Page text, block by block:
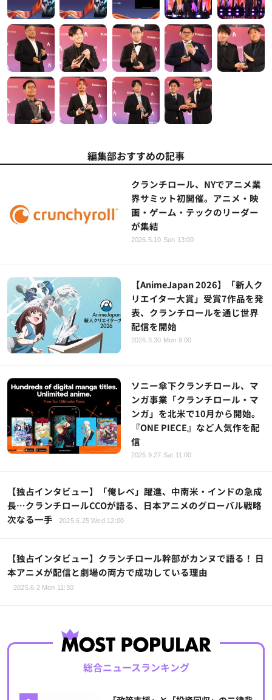
編集部おすすめの記事
クランチロール、NYでアニメ業
界サミット初開催。アニメ・映
画・ゲーム・テックのリーダー
が集結
2026.5.10 Sun 13:00
【AnimeJapan 2026】「新人ク
リエイター大賞」受賞7作品を発
表、クランチロールを通じ世界
配信を開始
2026.3.30 Mon 9:00
ソニー傘下クランチロール、マ
ンガ事業「クランチロール・マ
ンガ」を北米で10月から開始。
『ONE PIECE』など人気作を配
信
2025.9.27 Sat 11:00
【独占インタビュー】「俺レベ」躍進、中南米・インドの急成
長…クランチロールCCOが語る、日本アニメのグローバル戦略
次なる一手
2025.6.25 Wed 12:00
【独占インタビュー】クランチロール幹部がカンヌで語る！ 日
本アニメが配信と劇場の両方で成功している理由
2025.6.2 Mon 11:30
総合ニュースランキング